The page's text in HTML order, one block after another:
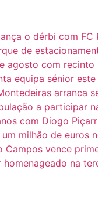
o dérbi com
de
agosto com
equipa sénior
a participar
com Diogo
um milhão de
Campos vence
na